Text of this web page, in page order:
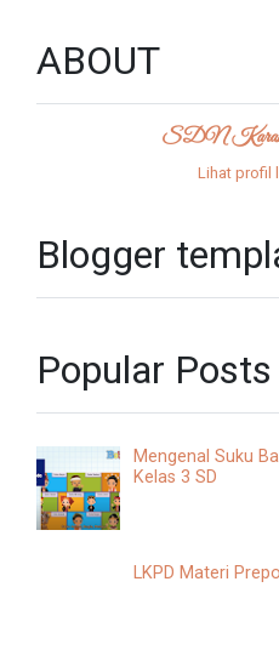
ABOUT
SDN
Lihat profil
Blogger
Popular Posts
Mengenal Suku
Kelas 3 SD
LKPD Materi